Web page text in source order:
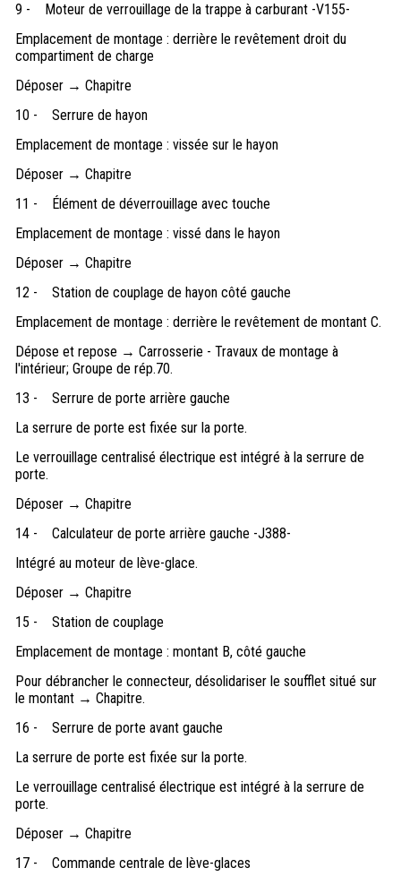
9 -
Moteur de verrouillage de la trappe à carburant -V155-
Emplacement de montage : derrière le revêtement droit du
compartiment de charge
Déposer → Chapitre
10 -
Serrure de hayon
Emplacement de montage : vissée sur le hayon
Déposer → Chapitre
11 -
Élément de déverrouillage avec touche
Emplacement de montage : vissé dans le hayon
Déposer → Chapitre
12 -
Station de couplage de hayon côté gauche
Emplacement de montage : derrière le revêtement de montant C.
Dépose et repose → Carrosserie - Travaux de montage à
l'intérieur; Groupe de rép.70.
13 -
Serrure de porte arrière gauche
La serrure de porte est fixée sur la porte.
Le verrouillage centralisé électrique est intégré à la serrure de
porte.
Déposer → Chapitre
14 -
Calculateur de porte arrière gauche -J388-
Intégré au moteur de lève-glace.
Déposer → Chapitre
15 -
Station de couplage
Emplacement de montage : montant B, côté gauche
Pour débrancher le connecteur, désolidariser le soufflet situé sur
le montant → Chapitre.
16 -
Serrure de porte avant gauche
La serrure de porte est fixée sur la porte.
Le verrouillage centralisé électrique est intégré à la serrure de
porte.
Déposer → Chapitre
17 -
Commande centrale de lève-glaces